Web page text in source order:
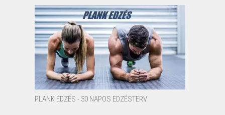
PLANK EDZÉS - 30 NAPOS EDZÉSTERV